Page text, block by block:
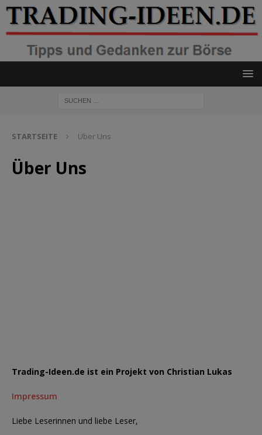
STARTSEITE Über Uns
Über Uns
Trading-Ideen.de ist ein Projekt von Christian Lukas
Impressum
Liebe Leserinnen und liebe Leser,